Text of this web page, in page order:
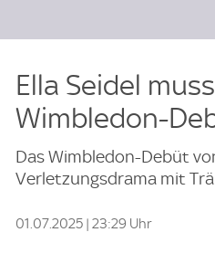
Ella Seidel
Wimbledon-
Das Wimbledon-Debüt
Verletzungsdrama mit
01.07.2025 | 23:29 Uhr